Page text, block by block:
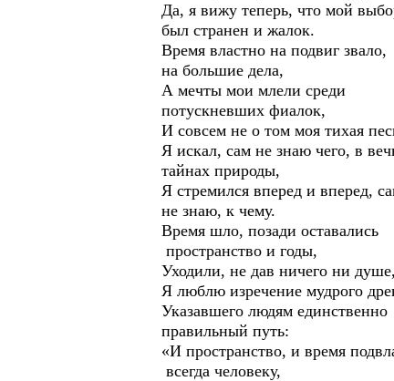
Да, я вижу теперь, что мой
был странен и жалок.
Время властно на подвиг звало,
на большие дела,
А мечты мои млели среди
потускневших фиалок,
И совсем не о том моя тихая
Я искал, сам не знаю чего, в
тайнах природы,
Я стремился вперед и вперед,
не знаю, к чему.
Время шло, позади оставались
пространство и годы,
Уходили, не дав ничего ни
Я люблю изречение мудрого
Указавшего людям единственно
правильный путь:
«И пространство, и время
всегда человеку,